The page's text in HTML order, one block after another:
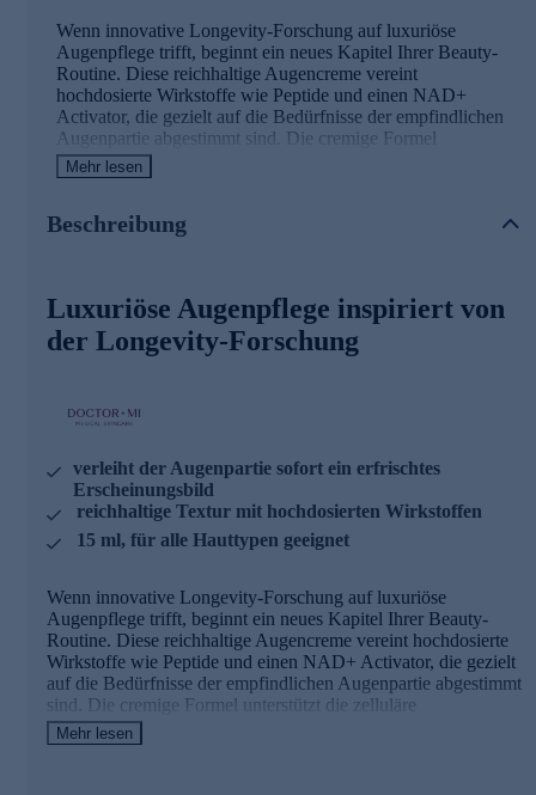
Wenn innovative Longevity-Forschung auf luxuriöse
Augenpflege trifft, beginnt ein neues Kapitel Ihrer Beauty-
Routine. Diese reichhaltige Augencreme vereint
hochdosierte Wirkstoffe wie Peptide und einen NAD+
Activator, die gezielt auf die Bedürfnisse der empfindlichen
Augenpartie abgestimmt sind. Die cremige Formel
unterstützt die zelluläre Leistungsfähigkeit und fördert die
Regeneration, während weichzeichnende Pigmente sofort
Jetzt bequem online bestellen und ausprobieren ... Sie
Mehr lesen
Beschreibung
Luxuriöse Augenpflege inspiriert von
der Longevity-Forschung
verleiht der Augenpartie sofort ein erfrischtes
Erscheinungsbild
reichhaltige Textur mit hochdosierten Wirkstoffen
15 ml, für alle Hauttypen geeignet
Wenn innovative Longevity-Forschung auf luxuriöse
Augenpflege trifft, beginnt ein neues Kapitel Ihrer Beauty-
Routine. Diese reichhaltige Augencreme vereint hochdosierte
Wirkstoffe wie Peptide und einen NAD+ Activator, die gezielt
auf die Bedürfnisse der empfindlichen Augenpartie abgestimmt
sind. Die cremige Formel unterstützt die zelluläre
Leistungsfähigkeit und fördert die Regeneration, während
weichzeichnende Pigmente sofort für einen frischen Blick
Mehr lesen